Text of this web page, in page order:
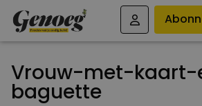
Vrouw-met-kaart-
baguette